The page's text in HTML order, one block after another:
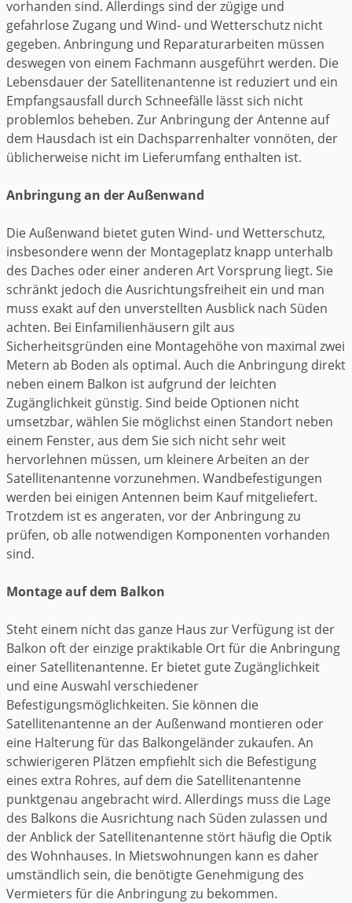
vorhanden sind. Allerdings sind der zügige und
gefahrlose Zugang und Wind- und Wetterschutz nicht
gegeben. Anbringung und Reparaturarbeiten müssen
deswegen von einem Fachmann ausgeführt werden. Die
Lebensdauer der Satellitenantenne ist reduziert und ein
Empfangsausfall durch Schneefälle lässt sich nicht
problemlos beheben. Zur Anbringung der Antenne auf
dem Hausdach ist ein Dachsparrenhalter vonnöten, der
üblicherweise nicht im Lieferumfang enthalten ist.
Anbringung an der Außenwand
Die Außenwand bietet guten Wind- und Wetterschutz,
insbesondere wenn der Montageplatz knapp unterhalb
des Daches oder einer anderen Art Vorsprung liegt. Sie
schränkt jedoch die Ausrichtungsfreiheit ein und man
muss exakt auf den unverstellten Ausblick nach Süden
achten. Bei Einfamilienhäusern gilt aus
Sicherheitsgründen eine Montagehöhe von maximal zwei
Metern ab Boden als optimal. Auch die Anbringung direkt
neben einem Balkon ist aufgrund der leichten
Zugänglichkeit günstig. Sind beide Optionen nicht
umsetzbar, wählen Sie möglichst einen Standort neben
einem Fenster, aus dem Sie sich nicht sehr weit
hervorlehnen müssen, um kleinere Arbeiten an der
Satellitenantenne vorzunehmen. Wandbefestigungen
werden bei einigen Antennen beim Kauf mitgeliefert.
Trotzdem ist es angeraten, vor der Anbringung zu
prüfen, ob alle notwendigen Komponenten vorhanden
sind.
Montage auf dem Balkon
Steht einem nicht das ganze Haus zur Verfügung ist der
Balkon oft der einzige praktikable Ort für die Anbringung
einer Satellitenantenne. Er bietet gute Zugänglichkeit
und eine Auswahl verschiedener
Befestigungsmöglichkeiten. Sie können die
Satellitenantenne an der Außenwand montieren oder
eine Halterung für das Balkongeländer zukaufen. An
schwierigeren Plätzen empfiehlt sich die Befestigung
eines extra Rohres, auf dem die Satellitenantenne
punktgenau angebracht wird. Allerdings muss die Lage
des Balkons die Ausrichtung nach Süden zulassen und
der Anblick der Satellitenantenne stört häufig die Optik
des Wohnhauses. In Mietswohnungen kann es daher
umständlich sein, die benötigte Genehmigung des
Vermieters für die Anbringung zu bekommen.